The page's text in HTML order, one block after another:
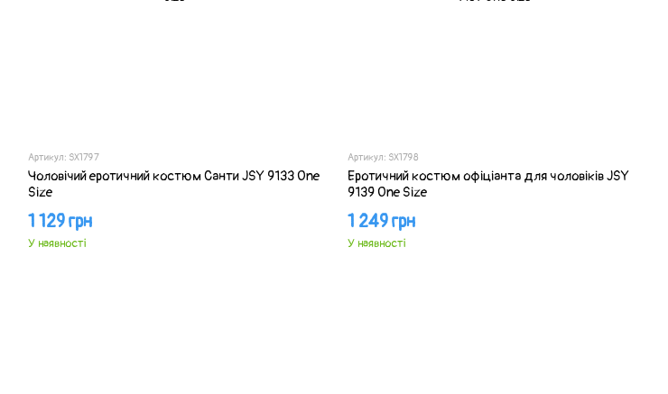
Артикул: SX1797
Чоловічий еротичний костюм Санти JSY 9133 One
Size
1 129 грн
У наявності
Артикул: SX1798
Еротичний костюм офіціанта для чоловіків JSY
9139 One Size
1 249 грн
У наявності